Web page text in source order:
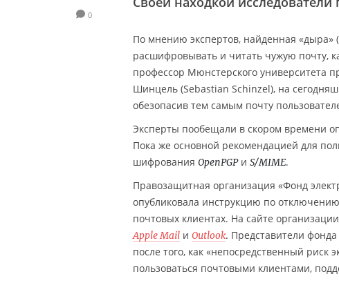
0
По мнению экспертов, найденная «дыра»
расшифровывать и читать чужую почту,
профессор Мюнстерского университета
Шинцель (Sebastian Schinzel), на
обезопасив тем самым почту
Эксперты пообещали в скором времени
Пока же основной рекомендацией для
шифрования OpenPGPи S/MIME.
Правозащитная организация «Фонд
опубликовала инструкцию по
почтовых клиентах. На сайте
Apple Mail и Outlook. Представители
после того, как «непосредственный риск
пользоваться почтовыми клиентами,